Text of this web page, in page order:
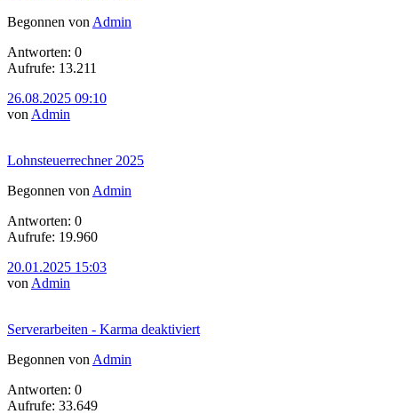
Begonnen von Admin
Antworten: 0
Aufrufe: 13.211
26.08.2025 09:10
von Admin
Lohnsteuerrechner 2025
Begonnen von Admin
Antworten: 0
Aufrufe: 19.960
20.01.2025 15:03
von Admin
Serverarbeiten - Karma deaktiviert
Begonnen von Admin
Antworten: 0
Aufrufe: 33.649